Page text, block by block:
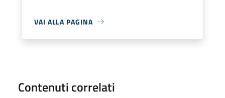
VAI ALLA PAGINA
Contenuti correlati